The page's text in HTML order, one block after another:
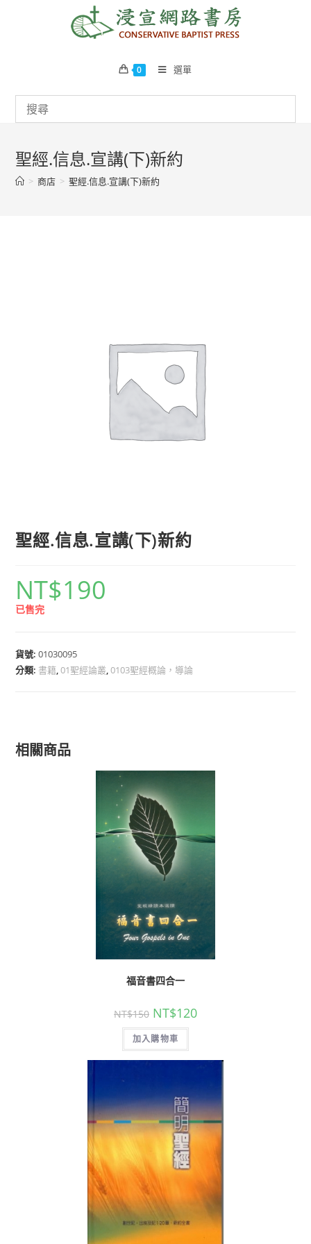
0 選單
聖經.信息.宣講(下)新約
> 商店 > 聖經.信息.宣講(下)新約
聖經.信息.宣講(下)新約
NT$190
已售完
貨號:01030095
分類: 書籍,01聖經論叢,0103聖經概論，導論
相關商品
福音書四合一
NT$150 NT$120
加入購物車